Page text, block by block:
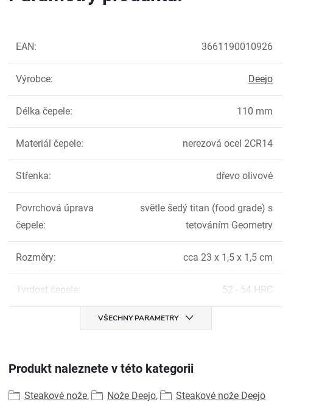
EAN: 3661190010926
Výrobce: Deejo
Délka čepele: 110 mm
Materiál čepele: nerezová ocel 2CR14
Střenka: dřevo olivové
Povrchová úprava
čepele:
světle šedý titan (food grade) s
tetováním Geometry
Rozměry: cca 23 x 1,5 x 1,5 cm
Tvrdost čepele: 52 - 54 HRC
VŠECHNY PARAMETRY
Produkt naleznete v této kategorii
Steakové nože, Nože Deejo, Steakové nože Deejo